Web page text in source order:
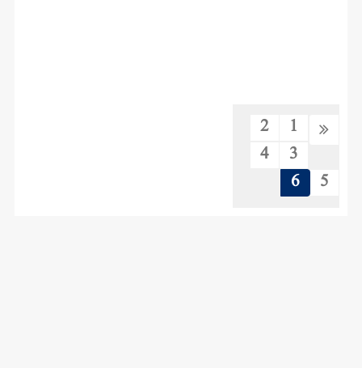
1
2
3
4
5
6